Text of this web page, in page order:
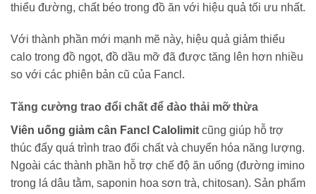
thiểu đường, chất béo trong đồ ăn với hiệu quả tối ưu nhất.
Với thành phần mới mạnh mẽ này, hiệu quả giảm thiểu
calo trong đồ ngọt, đồ dầu mỡ đã được tăng lên hơn nhiều
so với các phiên bản cũ của Fancl.
Tăng cường trao đổi chất để đào thải mỡ thừa
Viên uống giảm cân Fancl Calolimit cũng giúp hỗ trợ
thúc đẩy quá trình trao đổi chất và chuyển hóa năng lượng.
Ngoài các thành phần hỗ trợ chế độ ăn uống (đường imino
trong lá dâu tằm, saponin hoa sơn trà, chitosan). Sản phẩm